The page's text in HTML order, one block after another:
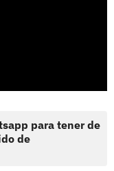
para tener de
de